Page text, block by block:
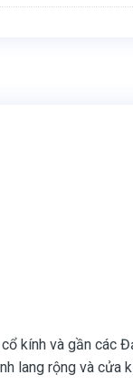
kính và gần các
lang rộng và cửa